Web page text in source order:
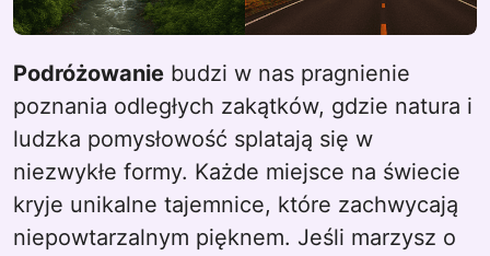
Podróżowanie budzi w nas pragnienie
poznania odległych zakątków, gdzie natura i
ludzka pomysłowość splatają się w
niezwykłe formy. Każde miejsce na świecie
kryje unikalne tajemnice, które zachwycają
niepowtarzalnym pięknem. Jeśli marzysz o